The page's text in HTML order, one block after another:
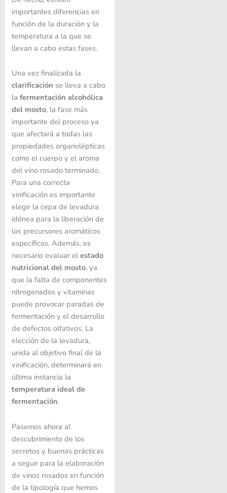
importantes diferencias en
función de la duración y la
temperatura a la que se
llevan a cabo estas fases.
Una vez finalizada la
clarificación se lleva a cabo
la fermentación alcohólica
del mosto, la fase más
importante del proceso ya
que afectará a todas las
propiedades organolépticas
como el cuerpo y el aroma
del vino rosado terminado.
Para una correcta
vinificación es importante
elegir la cepa de levadura
idónea para la liberación de
los precursores aromáticos
específicos. Además, es
necesario evaluar el estado
nutricional del mosto, ya
que la falta de componentes
nitrogenados y vitaminas
puede provocar paradas de
fermentación y el desarrollo
de defectos olfativos. La
elección de la levadura,
unida al objetivo final de la
vinificación, determinará en
última instancia la
temperatura ideal de
fermentación.
Pasemos ahora al
descubrimiento de los
secretos y buenas prácticas
a seguir para la elaboración
de vinos rosados ​​en función
de la tipología que hemos